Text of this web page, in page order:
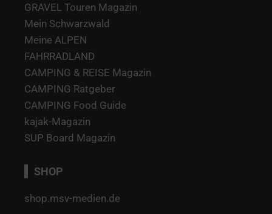
GRAVEL Touren Magazin
Mein Schwarzwald
Meine ALPEN
FAHRRADLAND
CAMPING & REISE Magazin
CAMPING Ratgeber
CAMPING Food Guide
kajak-Magazin
SUP Board Magazin
SHOP
shop.msv-medien.de